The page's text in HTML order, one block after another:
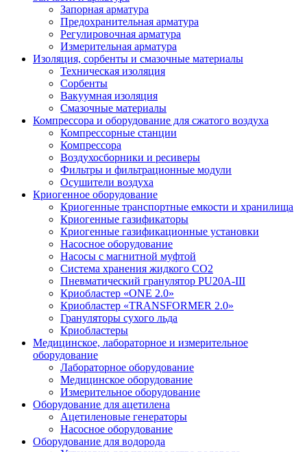
Запорная арматура
Предохранительная арматура
Регулировочная арматура
Измерительная арматура
Изоляция, сорбенты и смазочные материалы
Техническая изоляция
Сорбенты
Вакуумная изоляция
Смазочные материалы
Компрессора и оборудование для сжатого воздуха
Компрессорные станции
Компрессора
Воздухосборники и ресиверы
Фильтры и фильтрационные модули
Осушители воздуха
Криогенное оборудование
Криогенные транспортные емкости и хранилища
Криогенные газификаторы
Криогенные газификационные установки
Насосное оборудование
Насосы с магнитной муфтой
Система хранения жидкого CO2
Пневматический гранулятор PU20A-III
Криобластер «ONE 2.0»
Криобластер «TRANSFORMER 2.0»
Грануляторы сухого льда
Криобластеры
Медицинское, лабораторное и измерительное
оборудование
Лабораторное оборудование
Медицинское оборудование
Измерительное оборудование
Оборудование для ацетилена
Ацетиленовые генераторы
Насосное оборудование
Оборудование для водорода